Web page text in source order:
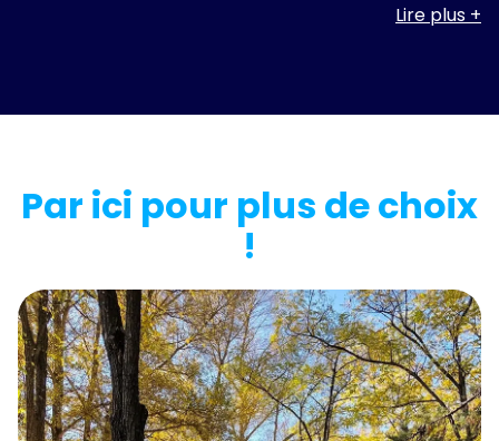
Lire plus
convivialité. Un
proche de la nature
, découvrez nos
emplacements spacieux et confort en location
, la garantie de vacances au
de-Haute-Provence!
Par ici pour plus de choix
!